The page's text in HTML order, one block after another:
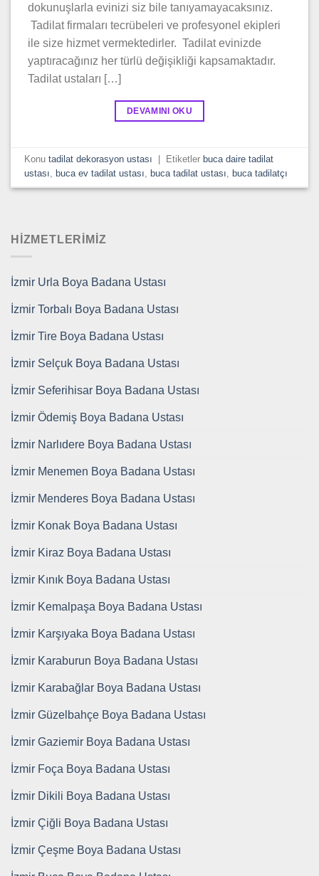
dokunuşlarla evinizi siz bile tanıyamayacaksınız.
Tadilat firmaları tecrübeleri ve profesyonel ekipleri
ile size hizmet vermektedirler. Tadilat evinizde
yaptıracağınız her türlü değişikliği kapsamaktadır.
Tadilat ustaları […]
DEVAMINI OKU
Konutadilat dekorasyon ustası Etiketler buca daire tadilat
ustası
buca ev tadilat ustası buca tadilat ustası buca tadilatçı
HİZMETLERİMİZ
İzmir Urla Boya Badana Ustası
İzmir Torbalı Boya Badana Ustası
İzmir Tire Boya Badana Ustası
İzmir Selçuk Boya Badana Ustası
İzmir Seferihisar Boya Badana Ustası
İzmir Ödemiş Boya Badana Ustası
İzmir Narlıdere Boya Badana Ustası
İzmir Menemen Boya Badana Ustası
İzmir Menderes Boya Badana Ustası
İzmir Konak Boya Badana Ustası
İzmir Kiraz Boya Badana Ustası
İzmir Kınık Boya Badana Ustası
İzmir Kemalpaşa Boya Badana Ustası
İzmir Karşıyaka Boya Badana Ustası
İzmir Karaburun Boya Badana Ustası
İzmir Karabağlar Boya Badana Ustası
İzmir Güzelbahçe Boya Badana Ustası
İzmir Gaziemir Boya Badana Ustası
İzmir Foça Boya Badana Ustası
İzmir Dikili Boya Badana Ustası
İzmir Çiğli Boya Badana Ustası
İzmir Çeşme Boya Badana Ustası